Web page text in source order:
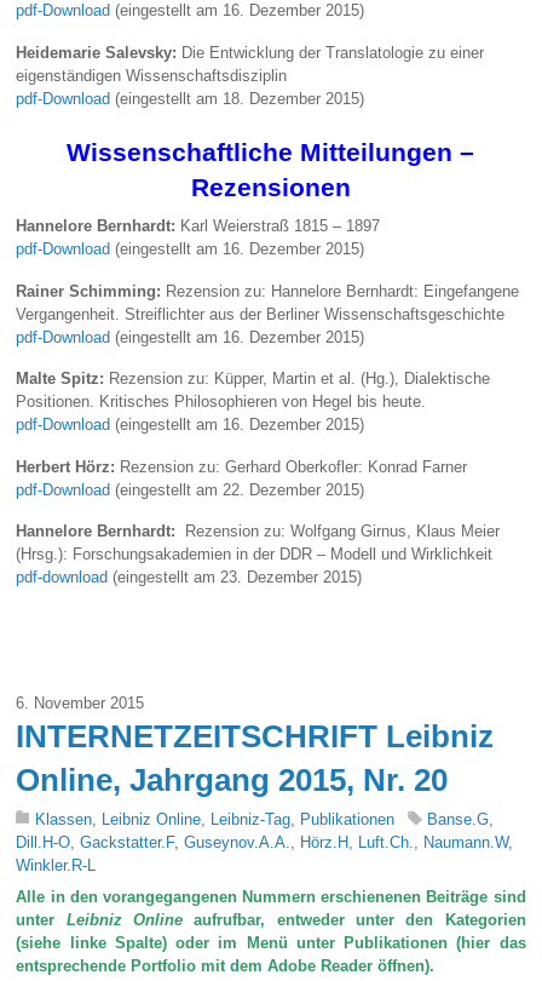
pdf-Download(eingestellt am 16. Dezember 2015)
Heidemarie Salevsky: Die Entwicklung der Translatologie zu einer
eigenständigen Wissenschaftsdisziplin
pdf-Download(eingestellt am 18. Dezember 2015)
Wissenschaftliche Mitteilungen –
Rezensionen
Hannelore Bernhardt: Karl Weierstraß 1815 – 1897
pdf-Download (eingestellt am 16. Dezember 2015)
Rainer Schimming: Rezension zu: Hannelore Bernhardt: Eingefangene
Vergangenheit. Streiflichter aus der Berliner Wissenschaftsgeschichte
pdf-Download(eingestellt am 16. Dezember 2015)
Malte Spitz: Rezension zu: Küpper, Martin et al. (Hg.), Dialektische
Positionen. Kritisches Philosophieren von Hegel bis heute.
pdf-Download (eingestellt am 16. Dezember 2015)
Herbert Hörz: Rezension zu: Gerhard Oberkofler: Konrad Farner
pdf-Download (eingestellt am 22. Dezember 2015)
Hannelore Bernhardt: Rezension zu: Wolfgang Girnus, Klaus Meier
(Hrsg.): Forschungsakademien in der DDR – Modell und Wirklichkeit
pdf-download (eingestellt am 23. Dezember 2015)
6. November 2015
INTERNETZEITSCHRIFT Leibniz
Online, Jahrgang 2015, Nr. 20
Klassen Leibniz Online Leibniz-Tag Publikationen Banse.G
Dill.H-O ,Gackstatter.F,Guseynov.A.A. Hörz.H Luft.Ch. Naumann.W,
Winkler.R-L
Alle in den vorangegangenen Nummern erschienenen Beiträge sind
unter Leibniz Online aufrufbar, entweder unter den Kategorien
(siehe linke Spalte) oder im Menü unter Publikationen (hier das
entsprechende Portfolio mit dem Adobe Reader öffnen).